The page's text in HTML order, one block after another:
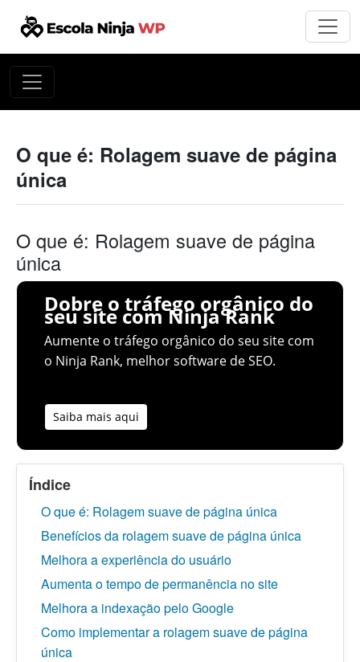
O que é: Rolagem suave de página
única
O que é: Rolagem suave de página
única
Dobre o tráfego orgânico do
seu site com Ninja Rank
Aumente o tráfego orgânico do seu site com
o Ninja Rank, melhor software de SEO.
Saiba mais aqui
Índice
O que é: Rolagem suave de página única
Benefícios da rolagem suave de página única
Melhora a experiência do usuário
Aumenta o tempo de permanência no site
Melhora a indexação pelo Google
Como implementar a rolagem suave de página
única